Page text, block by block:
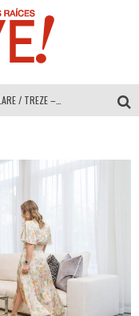
MULTIOFICINAS / AMOBLARE / TREZE – Especial Interiorismo & Decoración 2026